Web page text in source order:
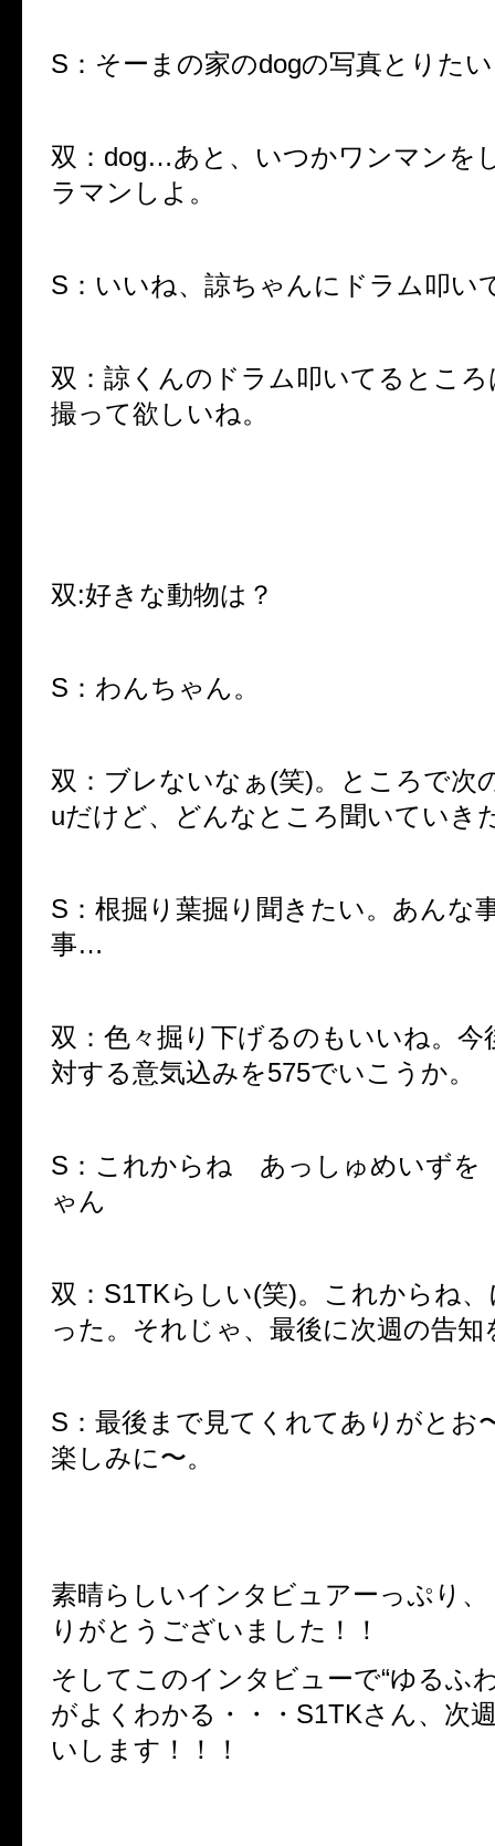
S：そーまの家のdogの写真とりた
双：dog…あと、いつかワンマンを
ラマンしよ。
S：いいね、諒ちゃんにドラム叩い
双：諒くんのドラム叩いてるとこ
撮って欲しいね。
双:好きな動物は？
S：わんちゃん。
双：ブレないなぁ(笑)。ところで次
uだけど、どんなところ聞いていき
S：根掘り葉掘り聞きたい。あんな
事…
双：色々掘り下げるのもいいね。今
対する意気込みを575でいこうか。
S：これからね あっしゅめいず
ゃん
双：S1TKらしい(笑)。これからね
った。それじゃ、最後に次週の告
S：最後まで見てくれてありがとお
楽しみに〜。
素晴らしいインタビュアーっぷり
りがとうございました！！
そしてこのインタビューで“ゆるふ
がよくわかる・・・S1TKさん、次
いします！！！